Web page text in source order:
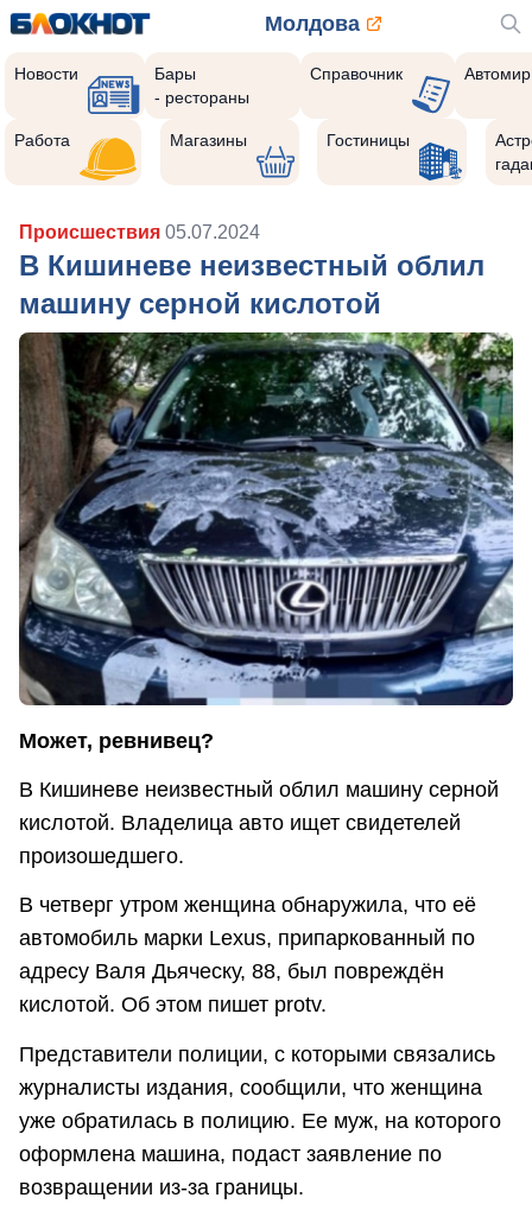
Молдова
Новости
Бары
- рестораны
Справочник Автомир
Работа Магазины Гостиницы
Происшествия 05.07.2024
В Кишиневе неизвестный облил
машину серной кислотой
Может, ревнивец?
В Кишиневе неизвестный облил машину серной
кислотой. Владелица авто ищет свидетелей
произошедшего.
В четверг утром женщина обнаружила, что её
автомобиль марки Lexus, припаркованный по
адресу Валя Дьяческу, 88, был повреждён
кислотой. Об этом пишет protv.
Представители полиции, с которыми связались
журналисты издания, сообщили, что женщина
уже обратилась в полицию. Ее муж, на которого
оформлена машина, подаст заявление по
возвращении из-за границы.